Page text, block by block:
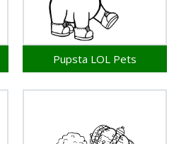
Pupsta LOL Pets